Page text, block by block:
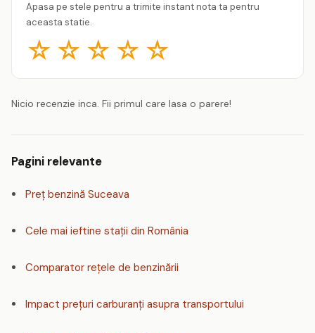
Apasa pe stele pentru a trimite instant nota ta pentru
aceasta statie.
☆ ☆ ☆ ☆ ☆
Nicio recenzie inca. Fii primul care lasa o parere!
Pagini relevante
Preț benzină Suceava
Cele mai ieftine stații din România
Comparator rețele de benzinării
Impact prețuri carburanți asupra transportului